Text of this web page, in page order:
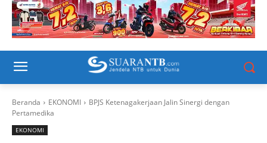
Beranda EKONOMI
BPJS Ketenagakerjaan Jalin Sinergi dengan
Pertamedika
EKONOMI